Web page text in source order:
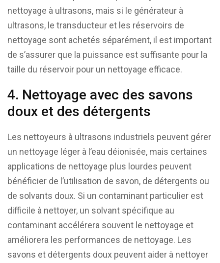
nettoyage à ultrasons, mais si le générateur à
ultrasons, le transducteur et les réservoirs de
nettoyage sont achetés séparément, il est important
de s’assurer que la puissance est suffisante pour la
taille du réservoir pour un nettoyage efficace.
4. Nettoyage avec des savons
doux et des détergents
Les nettoyeurs à ultrasons industriels peuvent gérer
un nettoyage léger à l’eau déionisée, mais certaines
applications de nettoyage plus lourdes peuvent
bénéficier de l’utilisation de savon, de détergents ou
de solvants doux. Si un contaminant particulier est
difficile à nettoyer, un solvant spécifique au
contaminant accélérera souvent le nettoyage et
améliorera les performances de nettoyage. Les
savons et détergents doux peuvent aider à nettoyer